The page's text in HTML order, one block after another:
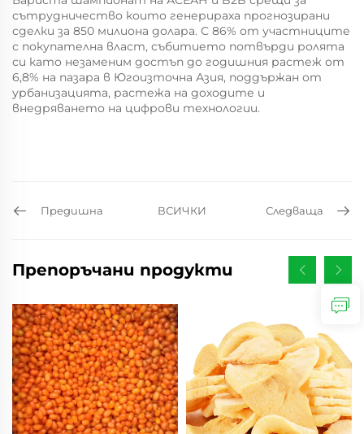
сътрудничество които генерираха прогнозирани
сделки за 850 милиона долара. С 86% от участниците
с покупателна власт, събитието потвърди ролята
си като незаменим достъп до годишния растеж от
6,8% на пазара в Югоизточна Азия, поддържан от
урбанизацията, растежа на доходите и
внедряването на цифрови технологии.
Предишна ВСИЧКИ Следваща
Препоръчани продукти